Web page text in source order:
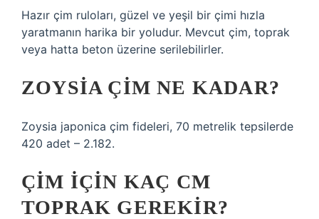
Hazır çim ruloları, güzel ve yeşil bir çimi hızla
yaratmanın harika bir yoludur. Mevcut çim, toprak
veya hatta beton üzerine serilebilirler.
ZOYSIA ÇIM NE KADAR?
Zoysia japonica çim fideleri, 70 metrelik tepsilerde
420 adet – 2.182.
ÇIM IÇIN KAÇ CM
TOPRAK GEREKIR?